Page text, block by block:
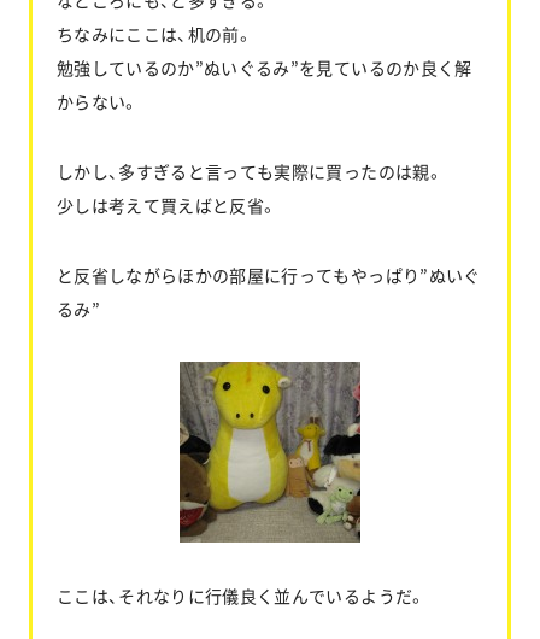
ちなみにここは、机の前。
勉強しているのか”ぬいぐるみ”を見ているのか良く解
からない。
しかし、多すぎると言っても実際に買ったのは親。
少しは考えて買えばと反省。
と反省しながらほかの部屋に行ってもやっぱり”ぬいぐ
るみ”
ここは、それなりに行儀良く並んでいるようだ。